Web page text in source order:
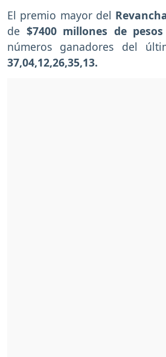
El premio mayor del
de $7400 millones de
números ganadores del
37,04,12,26,35,13.